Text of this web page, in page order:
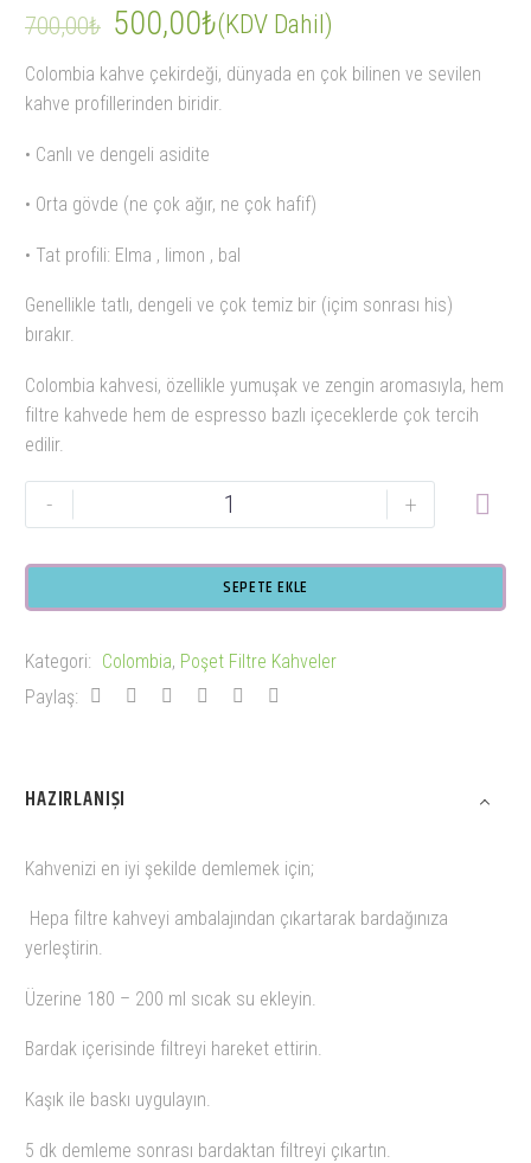
700,00₺
fiyat:
700,00₺.
500,00₺
andaki
fiyat:
500,00₺.
(KDV Dahil)
Colombia kahve çekirdeği, dünyada en çok bilinen ve sevilen
kahve profillerinden biridir.
• Canlı ve dengeli asidite
• Orta gövde (ne çok ağır, ne çok hafif)
• Tat profili: Elma , limon , bal
Genellikle tatlı, dengeli ve çok temiz bir (içim sonrası his)
bırakır.
Colombia kahvesi, özellikle yumuşak ve zengin aromasıyla, hem
filtre kahvede hem de espresso bazlı içeceklerde çok tercih
edilir.
-
COLOMBIA
Poşet
Kahve
adet
+
SEPETE EKLE
Kategori: Colombia, Poşet Filtre Kahveler
Paylaş:
HAZIRLANIŞI
Kahvenizi en iyi şekilde demlemek için;
Hepa filtre kahveyi ambalajından çıkartarak bardağınıza
yerleştirin.
Üzerine 180 – 200 ml sıcak su ekleyin.
Bardak içerisinde filtreyi hareket ettirin.
Kaşık ile baskı uygulayın.
5 dk demleme sonrası bardaktan filtreyi çıkartın.